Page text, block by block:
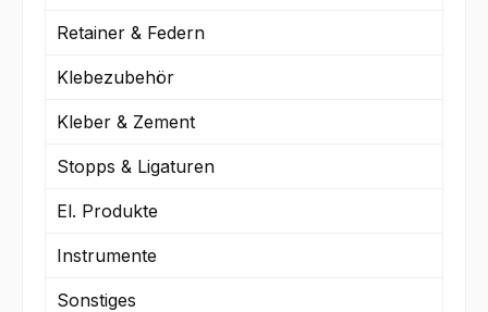
Retainer & Federn
Klebezubehör
Kleber & Zement
Stopps & Ligaturen
El. Produkte
Instrumente
Sonstiges